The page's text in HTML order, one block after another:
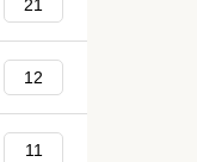
21
12
11